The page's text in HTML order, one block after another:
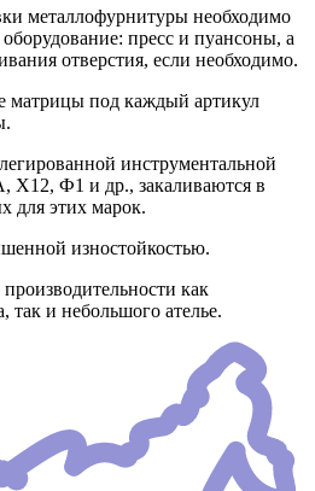
металлофурнитуры необходимо
пресс и пуансоны, а
отверстия, если необходимо.
под каждый артикул
инструментальной
Х12, Ф1 и др., закаливаются в
для этих марок.
изностойкостью.
как
и небольшого ателье.